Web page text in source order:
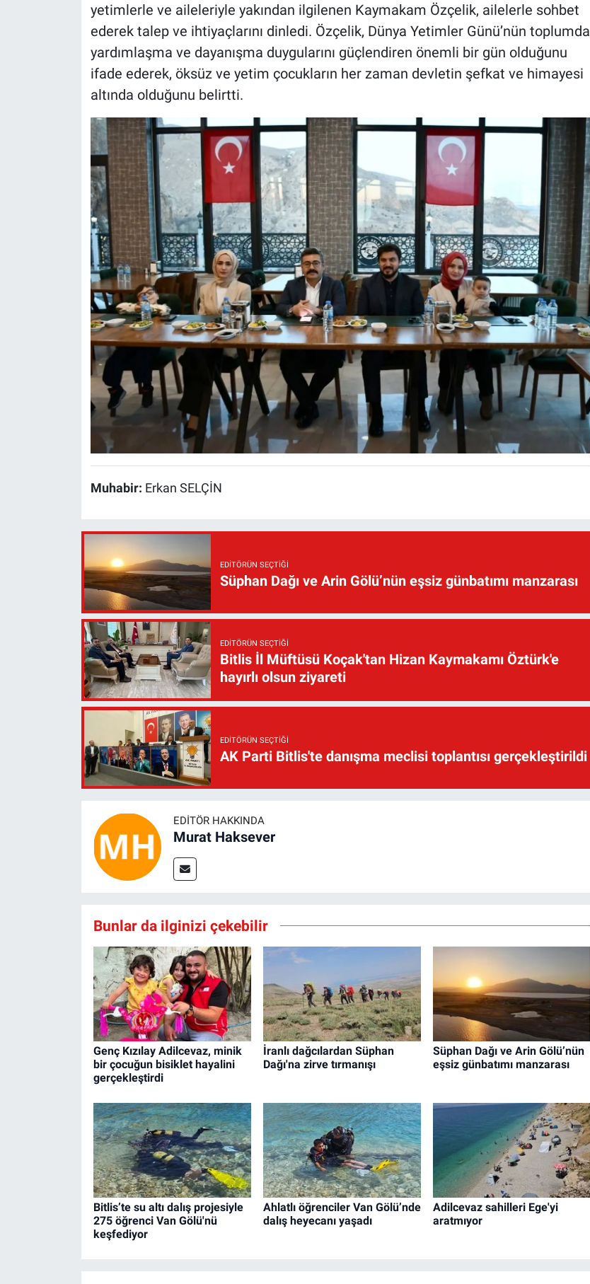
yetimlerle ve aileleriyle yakından ilgilenen Kaymakam Özçelik, ailelerle sohbet
ederek talep ve ihtiyaçlarını dinledi. Özçelik, Dünya Yetimler Günü’nün toplumda
yardımlaşma ve dayanışma duygularını güçlendiren önemli bir gün olduğunu
ifade ederek, öksüz ve yetim çocukların her zaman devletin şefkat ve himayesi
altında olduğunu belirtti.
Muhabir: Erkan SELÇİN
EDITÖRÜN SEÇTIĞI
Süphan Dağı ve Arin Gölü’nün eşsiz günbatımı manzarası
EDITÖRÜN SEÇTIĞI
Bitlis İl Müftüsü Koçak'tan Hizan Kaymakamı Öztürk'e
hayırlı olsun ziyareti
EDITÖRÜN SEÇTIĞI
AK Parti Bitlis'te danışma meclisi toplantısı gerçekleştirildi
EDITÖR HAKKINDA
Murat Haksever
Bunlar da ilginizi çekebilir
Genç Kızılay Adilcevaz, minik
bir çocuğun bisiklet hayalini
gerçekleştirdi
İranlı dağcılardan Süphan
Dağı'na zirve tırmanışı
Süphan Dağı ve Arin Gölü’nün
eşsiz günbatımı manzarası
Bitlis’te su altı dalış projesiyle
275 öğrenci Van Gölü'nü
keşfediyor
Ahlatlı öğrenciler Van Gölü’nde
dalış heyecanı yaşadı
Adilcevaz sahilleri Ege'yi
aratmıyor